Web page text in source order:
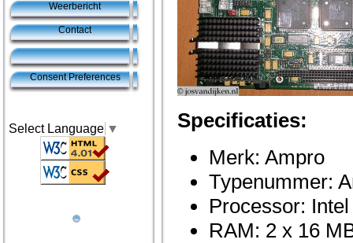
Weerbericht
Contact
Consent Preferences
Select Language ▼
Specificaties:
Merk: Ampro
Typenummer:
Processor:
RAM: 2 x 16